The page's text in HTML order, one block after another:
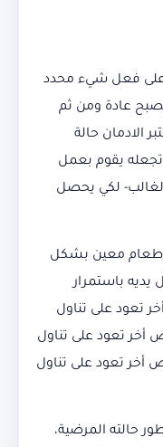
على فعل شيء محدد
عادة ومن ثم
الادمان حالة
يقوم بعمل
لكي يحصل
طعام معين بشكل
باستمرار
تعود على تناول
أخر تعود على تناول
أخر تعود على تناول
حالته المرضية،